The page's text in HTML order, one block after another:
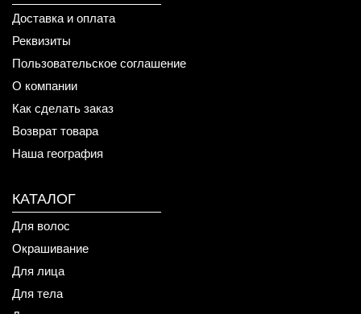
Доставка и оплата
Реквизиты
Пользовательское соглашение
О компании
Как сделать заказ
Возврат товара
Наша география
КАТАЛОГ
Для волос
Окрашивание
Для лица
Для тела